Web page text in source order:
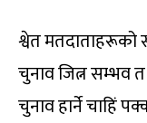
श्वेत मतदाताहरूको
चुनाव जित्न सम्भव
चुनाव हार्ने चाहिं